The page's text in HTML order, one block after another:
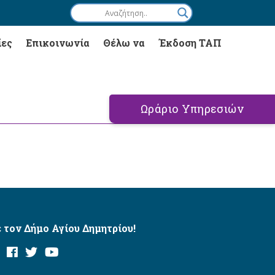
Επικοινωνία Θέλω να Έκδοση ΤΑΠ
Ωράριο Υπηρεσιών
τον Δήμο Αγίου Δημητρίου!